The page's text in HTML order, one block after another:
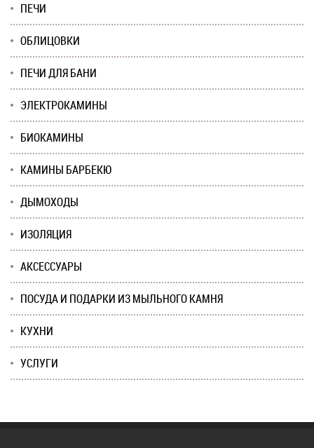
ПЕЧИ
ОБЛИЦОВКИ
ПЕЧИ ДЛЯ БАНИ
ЭЛЕКТРОКАМИНЫ
БИОКАМИНЫ
КАМИНЫ БАРБЕКЮ
ДЫМОХОДЫ
ИЗОЛЯЦИЯ
АКСЕССУАРЫ
ПОСУДА И ПОДАРКИ ИЗ МЫЛЬНОГО КАМНЯ
КУХНИ
УСЛУГИ